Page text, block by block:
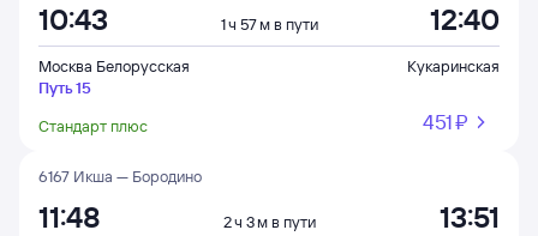
10:43 1 ч 57 м в пути 12:40
Москва Белорусская
Путь 15
Кукаринская
Стандарт плюс 451 ⁠₽
6167 Икша — Бородино
11:48 2 ч 3 м в пути 13:51